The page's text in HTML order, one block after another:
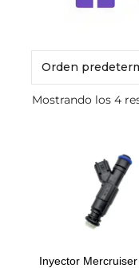
Mostrando los 4
Inyector